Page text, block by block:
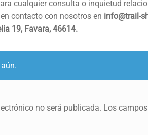
cualquier consulta o inquietud
contacto con nosotros en info@trail-
19, Favara, 46614.
no será publicada. Los